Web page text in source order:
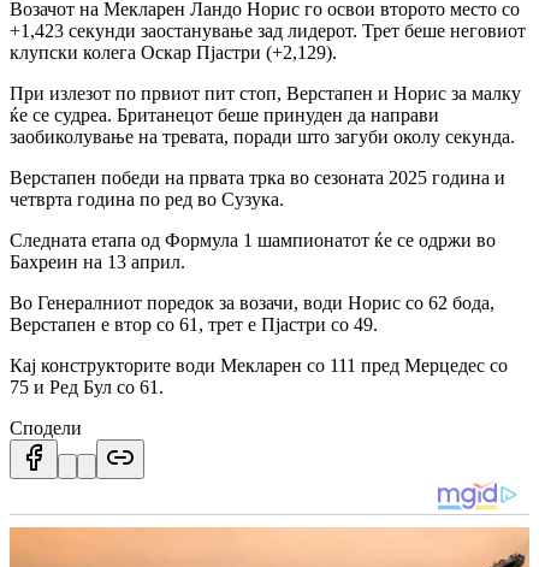
Возачот на Мекларен Ландо Норис го освои второто место со
+1,423 секунди заостанување зад лидерот. Трет беше неговиот
клупски колега Оскар Пјастри (+2,129).
При излезот по првиот пит стоп, Верстапен и Норис за малку
ќе се судреа. Британецот беше принуден да направи
заобиколување на тревата, поради што загуби околу секунда.
Верстапен победи на првата трка во сезоната 2025 година и
четврта година по ред во Сузука.
Следната етапа од Формула 1 шампионатот ќе се одржи во
Бахреин на 13 април.
Во Генералниот поредок за возачи, води Норис со 62 бода,
Верстапен е втор со 61, трет е Пјастри со 49.
Кај конструкторите води Мекларен со 111 пред Мерцедес со
75 и Ред Бул со 61.
Сподели